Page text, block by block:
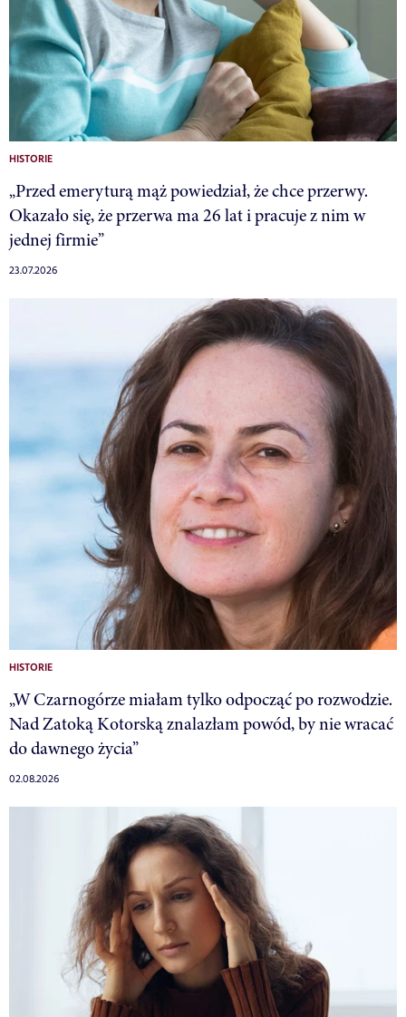
HISTORIE
„Przed emeryturą mąż powiedział, że chce przerwy.
Okazało się, że przerwa ma 26 lat i pracuje z nim w
jednej firmie”
23.07.2026
HISTORIE
„W Czarnogórze miałam tylko odpocząć po rozwodzie.
Nad Zatoką Kotorską znalazłam powód, by nie wracać
do dawnego życia”
02.08.2026